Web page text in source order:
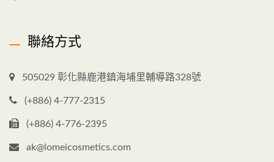
聯絡方式
505029 彰化縣鹿港鎮海埔里輔導路328號
(+886) 4-777-2315
(+886) 4-776-2395
ak@lomeicosmetics.com